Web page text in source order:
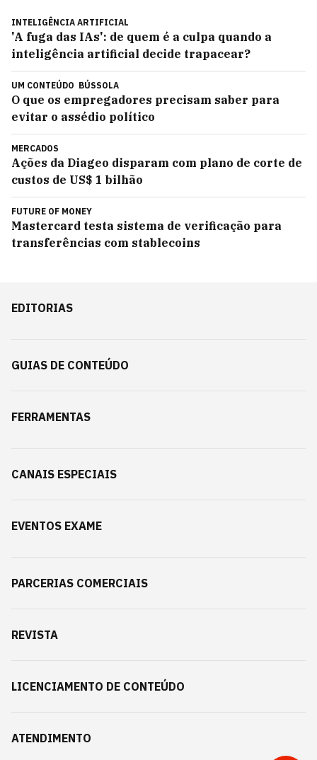
INTELIGÊNCIA ARTIFICIAL
'A fuga das IAs': de quem é a culpa quando a
inteligência artificial decide trapacear?
UM CONTEÚDO BÚSSOLA
O que os empregadores precisam saber para
evitar o assédio político
MERCADOS
Ações da Diageo disparam com plano de corte de
custos de US$ 1 bilhão
FUTURE OF MONEY
Mastercard testa sistema de verificação para
transferências com stablecoins
EDITORIAS
GUIAS DE CONTEÚDO
FERRAMENTAS
CANAIS ESPECIAIS
EVENTOS EXAME
PARCERIAS COMERCIAIS
REVISTA
LICENCIAMENTO DE CONTEÚDO
ATENDIMENTO